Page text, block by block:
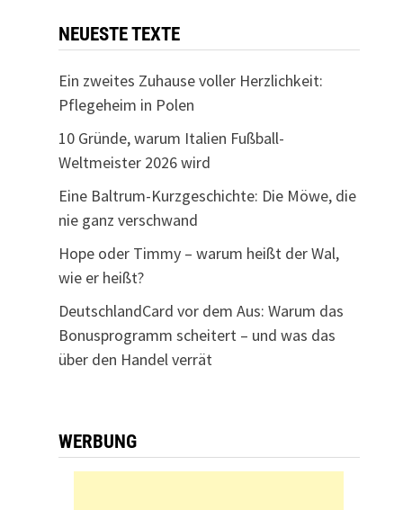
NEUESTE TEXTE
Ein zweites Zuhause voller Herzlichkeit:
Pflegeheim in Polen
10 Gründe, warum Italien Fußball-
Weltmeister 2026 wird
Eine Baltrum-Kurzgeschichte: Die Möwe, die
nie ganz verschwand
Hope oder Timmy – warum heißt der Wal,
wie er heißt?
DeutschlandCard vor dem Aus: Warum das
Bonusprogramm scheitert – und was das
über den Handel verrät
WERBUNG